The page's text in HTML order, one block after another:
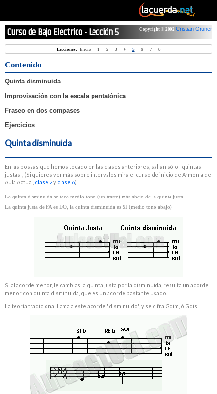
Curso de Bajo Eléctrico - Lección 5 Copyright © 2002 Cristian Grüner
Lecciones: Inicio· 1 · 2 · 3 · 4· 5· 6· 7· 8
Contenido
Quinta disminuida
Improvisación con la escala pentatónica
Fraseo en dos compases
Ejercicios
Quinta disminuida
En las bossas que hemos tocado en las clases anteriores, salían sólo "quintas
justas", (Si quieres ver más sobre intervalos mira el curso de inicio de Armonía de
Aula Actual, clase 2y clase 6).
La quinta disminuida se toca medio tono (un traste) más abajo de la quinta justa.
La quinta justa de FA es DO, la quinta disminuida es SI (medio tono abajo)
Si al acorde menor, le cambias la quinta justa por la disminuida, resulta un acorde
menor con quinta disminuida, que es un acorde bastante usado.
La teoría tradicional llama a este acorde "disminuido", y se cifra Gdim, ó Gdis